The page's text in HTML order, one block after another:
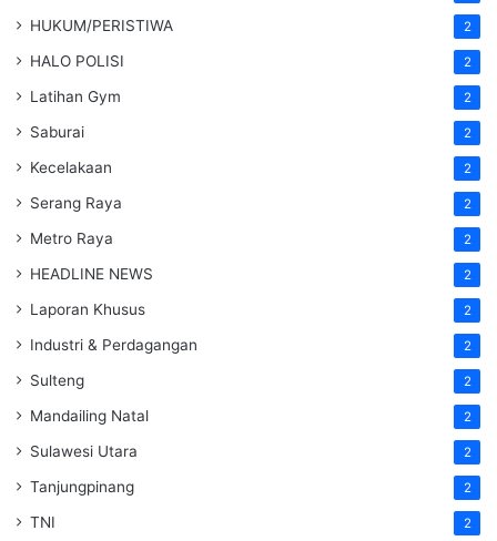
HUKUM/PERISTIWA 2
HALO POLISI 2
Latihan Gym 2
Saburai 2
Kecelakaan 2
Serang Raya 2
Metro Raya 2
HEADLINE NEWS 2
Laporan Khusus 2
Industri & Perdagangan 2
Sulteng 2
Mandailing Natal 2
Sulawesi Utara 2
Tanjungpinang 2
TNI 2